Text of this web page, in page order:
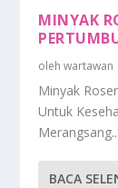
MINYAK
olehwartawan
Minyak
Untuk
Merangsang...
BACA